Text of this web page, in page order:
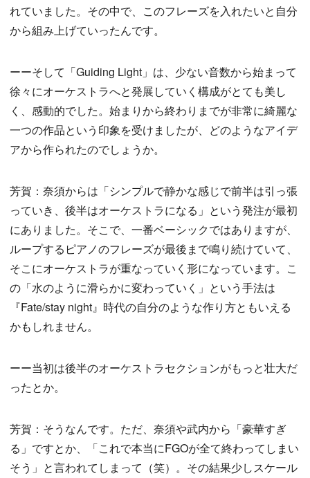
れていました。その中で、このフレーズを入れたいと自分
から組み上げていったんです。
ーーそして「Guiding Light」は、少ない音数から始まって
徐々にオーケストラへと発展していく構成がとても美し
く、感動的でした。始まりから終わりまでが非常に綺麗な
一つの作品という印象を受けましたが、どのようなアイデ
アから作られたのでしょうか。
芳賀：奈須からは「シンプルで静かな感じで前半は引っ張
っていき、後半はオーケストラになる」という発注が最初
にありました。そこで、一番ベーシックではありますが、
ループするピアノのフレーズが最後まで鳴り続けていて、
そこにオーケストラが重なっていく形になっています。こ
の「水のように滑らかに変わっていく」という手法は
『Fate/stay night』時代の自分のような作り方ともいえる
かもしれません。
ーー当初は後半のオーケストラセクションがもっと壮大だ
ったとか。
芳賀：そうなんです。ただ、奈須や武内から「豪華すぎ
る」ですとか、「これで本当にFGOが全て終わってしまい
そう」と言われてしまって（笑）。その結果少しスケール